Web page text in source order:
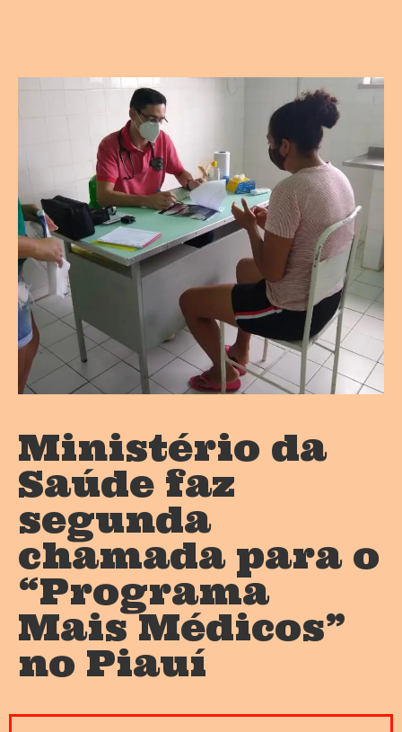
Ministério da
Saúde faz
segunda
chamada para o
“Programa
Mais Médicos”
no Piauí